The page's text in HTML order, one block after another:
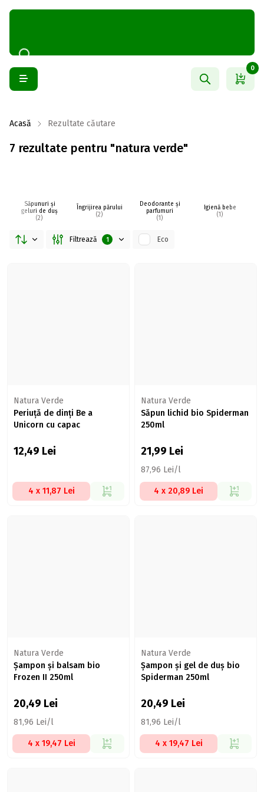
0
Acasă Rezultate căutare
7 rezultate pentru "natura verde"
Săpunuri și
geluri de duș
(2)
Îngrijirea părului
(2)
Deodorante și
parfumuri
(1)
Igienă bebe
(1)
Filtrează 1 Eco
Natura Verde
Periuță de dinți Be a
Unicorn cu capac
12,49 Lei
4 x 11,87 Lei
Natura Verde
Săpun lichid bio Spiderman
250ml
21,99 Lei
87,96 Lei/l
4 x 20,89 Lei
Natura Verde
Șampon și balsam bio
Frozen II 250ml
20,49 Lei
81,96 Lei/l
4 x 19,47 Lei
Natura Verde
Șampon și gel de duș bio
Spiderman 250ml
20,49 Lei
81,96 Lei/l
4 x 19,47 Lei